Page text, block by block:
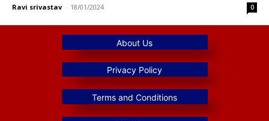
Ravi srivastav - 18/01/2024 0